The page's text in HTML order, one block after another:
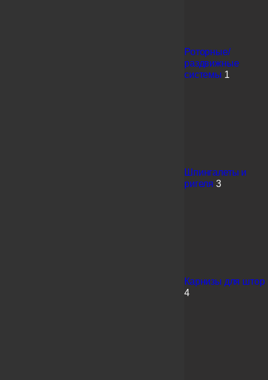
Роторные/
раздвижные
системы 1
Шпингалеты и
ригеля 3
Карнизы для штор
4